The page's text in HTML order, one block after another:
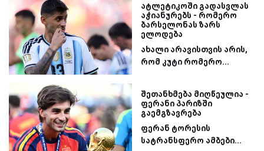
ატლეტიკოში გადასვლას
აჭიანურებს - რომერო
ბარსელონას ზარს
ელოდება
ახალი არავისთვის არის,
რომ კუტი რომერო...
შეთანხმება მიღწეულია -
ფერანი პარიზში
გაემგზავრება
ფერან ტორესის
სატრანსფერო ამბები...